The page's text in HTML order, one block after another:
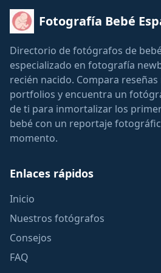
Fotografía Bebé
Directorio de fotógrafos de
especializado en fotografía
recién nacido. Compara
portfolios y encuentra un
de ti para inmortalizar los
bebé con un reportaje
momento.
Enlaces rápidos
Inicio
Nuestros fotógrafos
Consejos
FAQ